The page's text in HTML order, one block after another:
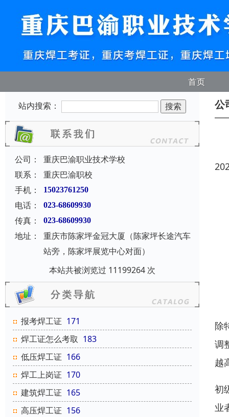
首页
站内搜索：
公司：
重庆巴渝职业技术学校
联系：
重庆巴渝职校
手机：
15023761250
电话： 023-68609930
传真： 023-68609930
地址：
重庆市陈家坪金冠大厦（陈家坪长途汽车
站旁，陈家坪展览中心对面）
本站共被浏览过 11199264 次
报考焊工证 171
焊工证怎么考取 183
低压焊工证 166
焊工上岗证 170
建筑焊工证 165
高压焊工证 156
公
除
调
越
初
业